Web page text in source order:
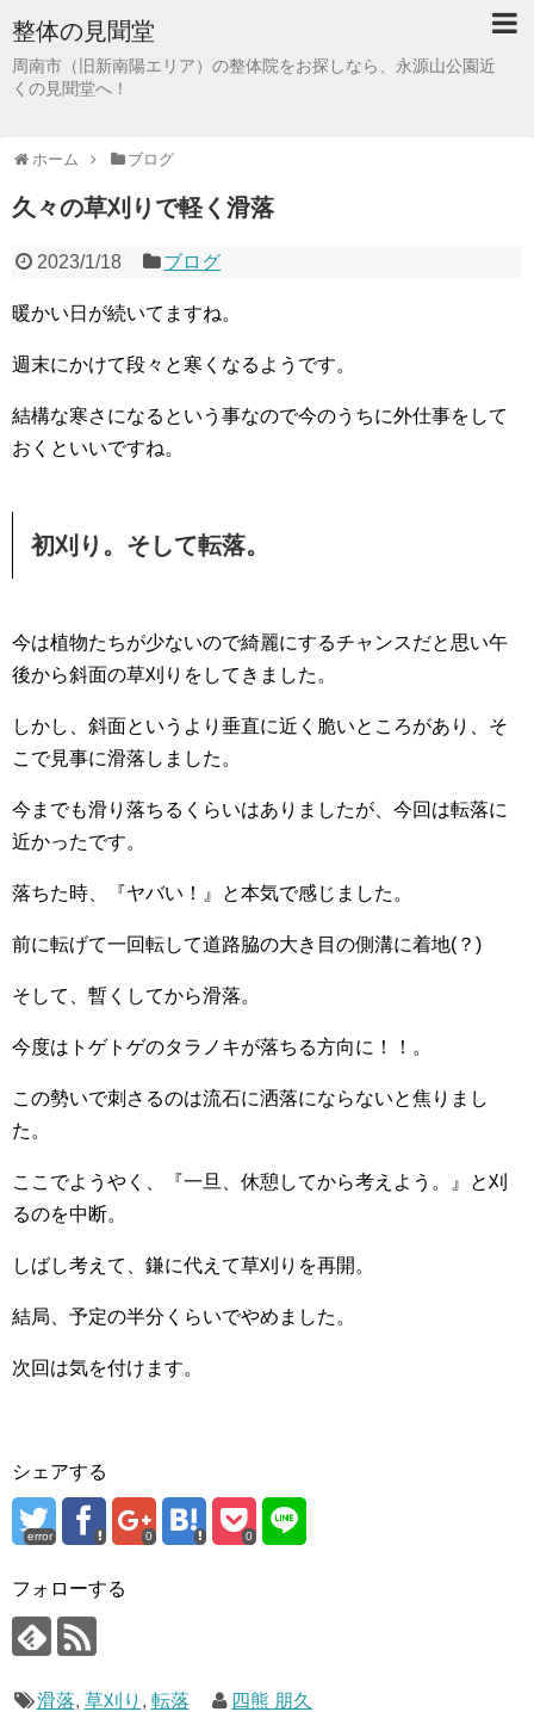
整体の見聞堂
周南市（旧新南陽エリア）の整体院をお探しなら、永源山公園近
くの見聞堂へ！
ホーム ブログ
久々の草刈りで軽く滑落
2023/1/18 ブログ
暖かい日が続いてますね。
週末にかけて段々と寒くなるようです。
結構な寒さになるという事なので今のうちに外仕事をして
おくといいですね。
初刈り。そして転落。
今は植物たちが少ないので綺麗にするチャンスだと思い午
後から斜面の草刈りをしてきました。
しかし、斜面というより垂直に近く脆いところがあり、そ
こで見事に滑落しました。
今までも滑り落ちるくらいはありましたが、今回は転落に
近かったです。
落ちた時、『ヤバい！』と本気で感じました。
前に転げて一回転して道路脇の大き目の側溝に着地( ？ )
そして、暫くしてから滑落。
今度はトゲトゲのタラノキが落ちる方向に！！。
この勢いで刺さるのは流石に洒落にならないと焦りまし
た。
ここでようやく、『一旦、休憩してから考えよう。』と刈
るのを中断。
しばし考えて、鎌に代えて草刈りを再開。
結局、予定の半分くらいでやめました。
次回は気を付けます。
シェアする
error 0 0
フォローする
滑落, 草刈り , 転落 四熊 朋久